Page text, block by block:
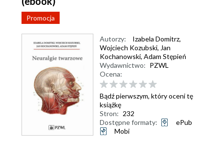
Promocja
Autorzy: Izabela Domitrz,
Wojciech Kozubski, Jan
Kochanowski, Adam Stępień
Wydawnictwo: PZWL
Ocena:
Bądź pierwszym, który oceni tę
książkę
Stron: 232
Dostępne formaty:
ePub
Mobi